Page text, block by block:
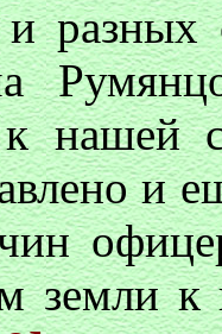
разных
к нашей
и
земли к